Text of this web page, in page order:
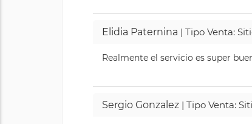
Elidia Paternina | Tipo Venta:
Realmente el servicio es super
Sergio Gonzalez | Tipo Venta: